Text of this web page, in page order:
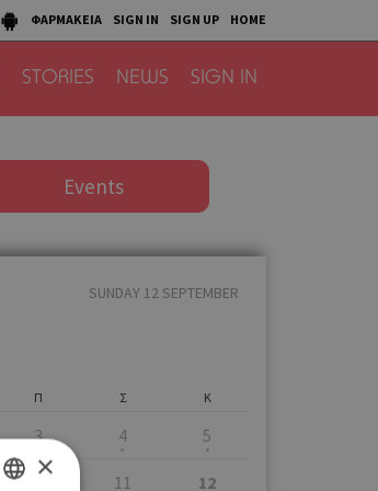
ΦΑΡΜΑΚΕΙΑ SIGN IN SIGN UP HOME
STORIES NEWS SIGN IN
Events
SUNDAY 12 SEPTEMBER
Π
3
Σ
4
Κ
5
11 12
×